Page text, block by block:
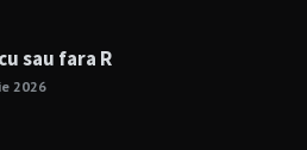
sau fara R
2026